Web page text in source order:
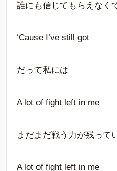
誰にも信じてもらえなく
‘Cause I’ve still got
だって私には
A lot of fight left in me
まだまだ戦う力が残って
A lot of fight left in me